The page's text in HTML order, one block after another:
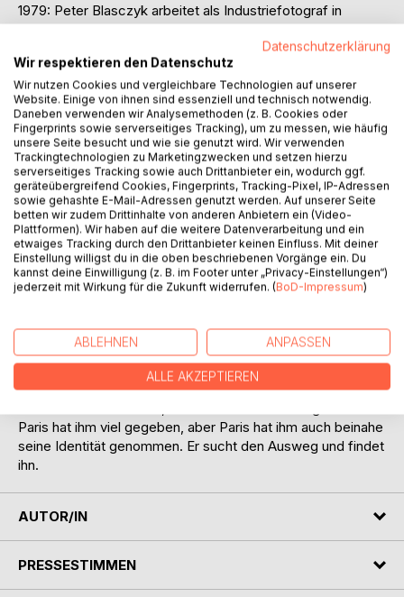
1979: Peter Blasczyk arbeitet als Industriefotograf in
Dortmund, will aber Künstler werden wie seine Vorbilder,
die Fotografen Cartier-Bresson und Brassai. Deshalb
studiert er an der Düsseldorfer Kunstakademie und steht
kurz vor dem Examen. Spontan entscheidet er, die Fotos
für seine Examensarbeit in Paris aufzunehmen, der Stadt
seiner Idole.
Was in einer Mansarde beginnt, wird rasch zu einem
Strudel aus Begegnungen, Versuchungen und Gefahren:
eine äthiopische Kellnerin, die ihn verzaubert, eine
Vietnamesin, die ihm ein Zuhause anbietet, die Modewelt,
die ihn verschlingt; ein korsischer Wirt, ein Inuit, ein
Chauffeur und ein weltberühmter Modefotograf - und ein
Feind, der sich an ihm rächen will.
Während der Mann, der wenig spricht und alles in Bildern
sieht, durch ein Paris der Metroschächte, der Ateliers und
sich in Versprechen und Affären und vergisst darüber
beinahe, dass zuhause in Dortmund seine schwangere Frau
Als die Situation in Gewalt und Diebstahl eskaliert, muss
Paris hat ihm viel gegeben, aber Paris hat ihm auch beinahe
seine Identität genommen. Er sucht den Ausweg und findet
ihn.
AUTOR/IN
PRESSESTIMMEN
Datenschutzerklärung
Wir respektieren den Datenschutz
Wir nutzen Cookies und vergleichbare Technologien auf unserer
Website. Einige von ihnen sind essenziell und technisch notwendig.
Daneben verwenden wir Analysemethoden (z. B. Cookies oder
Fingerprints sowie serverseitiges Tracking), um zu messen, wie häufig
unsere Seite besucht und wie sie genutzt wird. Wir verwenden
Trackingtechnologien zu Marketingzwecken und setzen hierzu
serverseitiges Tracking sowie auch Drittanbieter ein, wodurch ggf.
geräteübergreifend Cookies, Fingerprints, Tracking-Pixel, IP-Adressen
sowie gehashte E-Mail-Adressen genutzt werden. Auf unserer Seite
betten wir zudem Drittinhalte von anderen Anbietern ein (Video-
Plattformen). Wir haben auf die weitere Datenverarbeitung und ein
etwaiges Tracking durch den Drittanbieter keinen Einfluss. Mit deiner
Einstellung willigst du in die oben beschriebenen Vorgänge ein. Du
kannst deine Einwilligung (z. B. im Footer unter „Privacy-Einstellungen“)
jederzeit mit Wirkung für die Zukunft widerrufen. (BoD-Impressum)
ABLEHNEN ANPASSEN
ALLE AKZEPTIEREN